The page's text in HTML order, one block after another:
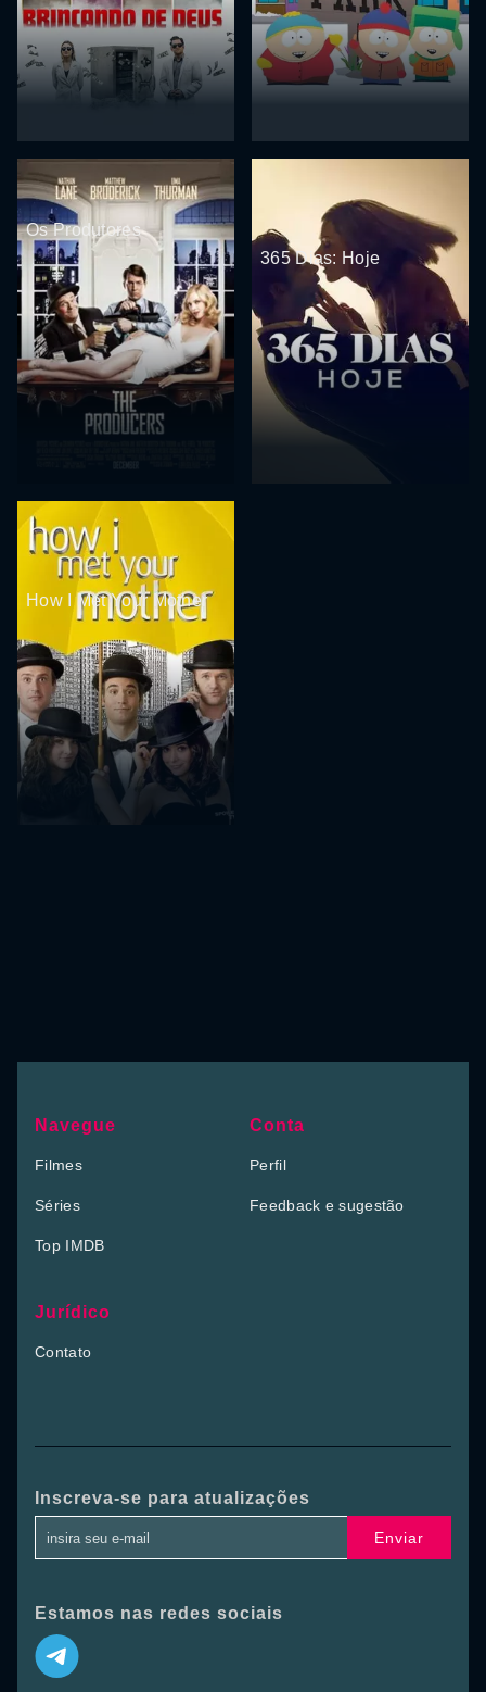
Os Produtores
365 Dias: Hoje
How I Met Your Mother
Navegue
Filmes
Séries
Top IMDB
Conta
Perfil
Feedback e sugestão
Jurídico
Contato
Inscreva-se para atualizações
Enviar
Estamos nas redes sociais